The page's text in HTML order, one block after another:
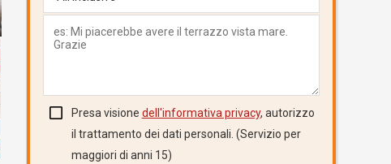
Presa visione dell'informativa privacy, autorizzo
il trattamento dei dati personali. (Servizio per
maggiori di anni 15)